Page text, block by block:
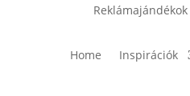
Home Inspirációk